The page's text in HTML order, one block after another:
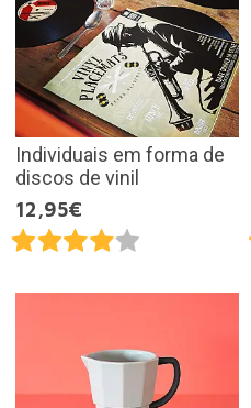
Individuais em forma de
discos de vinil
12,95€